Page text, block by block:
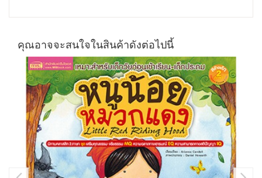
คุณอาจจะสนใจในสินค้าดังต่อไปนี้